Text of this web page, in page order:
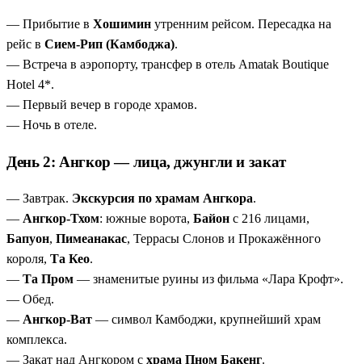
Сайгону с музеем традиционной медицины и лаковой
Внутренние перелёты уже включены
Сием-Рип, Сиануквиль – Хошимин. Никаких долгих
автобусов.
— Прибытие в Хошимин утренним рейсом. Пересадка на
рейс в Сием-Рип (Камбоджа).
— Встреча в аэропорту, трансфер в отель Amatak Boutique
Hotel 4*.
— Первый вечер в городе храмов.
— Ночь в отеле.
День 2: Ангкор — лица, джунгли и закат
— Завтрак. Экскурсия по храмам Ангкора.
— Ангкор-Тхом: южные ворота, Байон с 216 лицами,
Бапуон, Пимеанакас, Террасы Слонов и Прокажённого
короля, Та Кео.
— Та Пром — знаменитые руины из фильма «Лара Крофт».
— Обед.
— Ангкор-Ват — символ Камбоджи, крупнейший храм
комплекса.
— Закат над Ангкором с храма Пном Бакенг.